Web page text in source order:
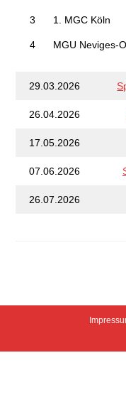
3 1. MGC Köln
4 MGU Neviges-
29.03.2026
26.04.2026
17.05.2026
07.06.2026
26.07.2026